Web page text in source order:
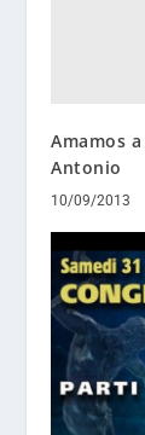
Amamos
Antonio
10/09/2013